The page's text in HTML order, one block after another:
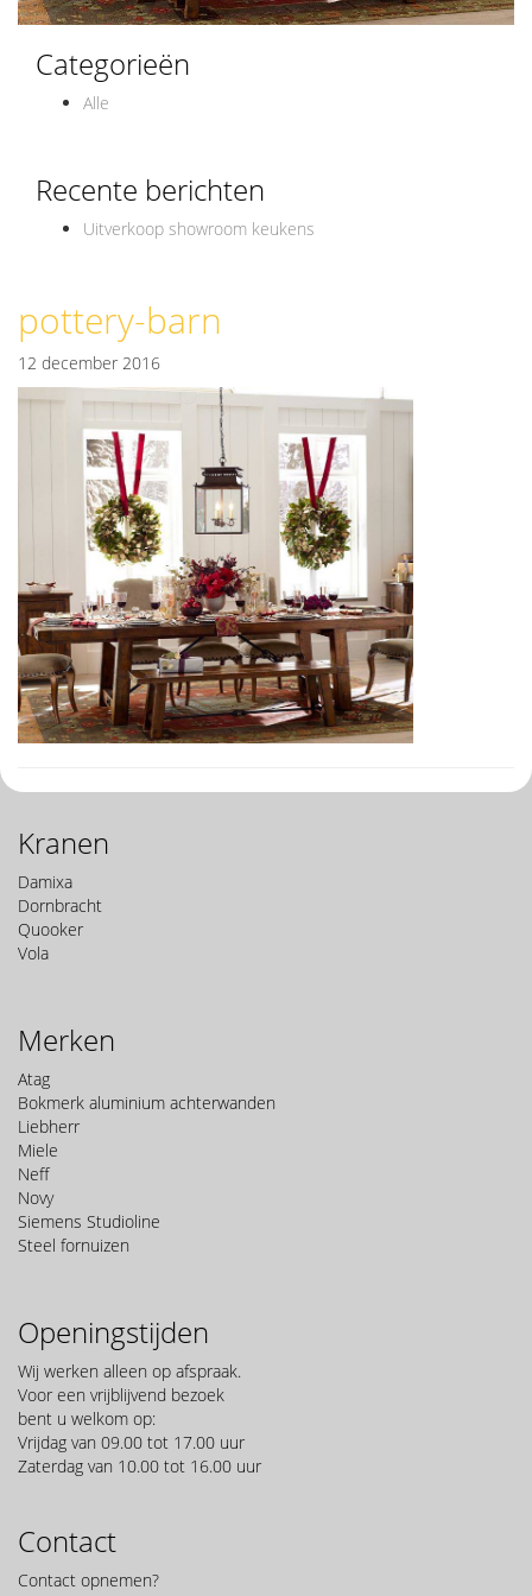
Categorieën
Alle
Recente berichten
Uitverkoop showroom keukens
pottery-barn
12 december 2016
Kranen
Damixa
Dornbracht
Quooker
Vola
Merken
Atag
Bokmerk aluminium achterwanden
Liebherr
Miele
Neff
Novy
Siemens Studioline
Steel fornuizen
Openingstijden
Wij werken alleen op afspraak.
Voor een vrijblijvend bezoek
bent u welkom op:
Vrijdag van 09.00 tot 17.00 uur
Zaterdag van 10.00 tot 16.00 uur
Contact
Contact opnemen?